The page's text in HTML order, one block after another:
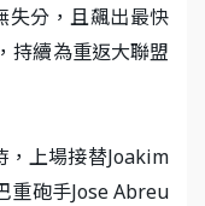
失分，且飆出最快
持續為重返大聯盟
，上場接替Joakim
重砲手Jose Abreu